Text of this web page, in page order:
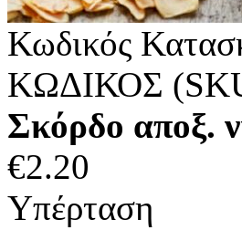
Κωδικός
ΚΩΔΙΚΟΣ
Σκόρδο αποξ.
€2.20
Υπέρταση